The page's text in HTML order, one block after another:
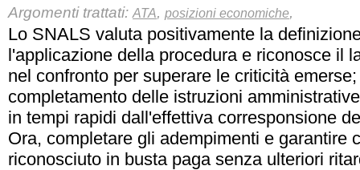
Argomenti trattati: ATA, posizioni economiche,
Lo SNALS valuta positivamente la
l'applicazione della procedura e riconosce il
nel confronto per superare le criticità
completamento delle istruzioni
in tempi rapidi dall'effettiva corresponsione
Ora, completare gli adempimenti e garantire
riconosciuto in busta paga senza ulteriori